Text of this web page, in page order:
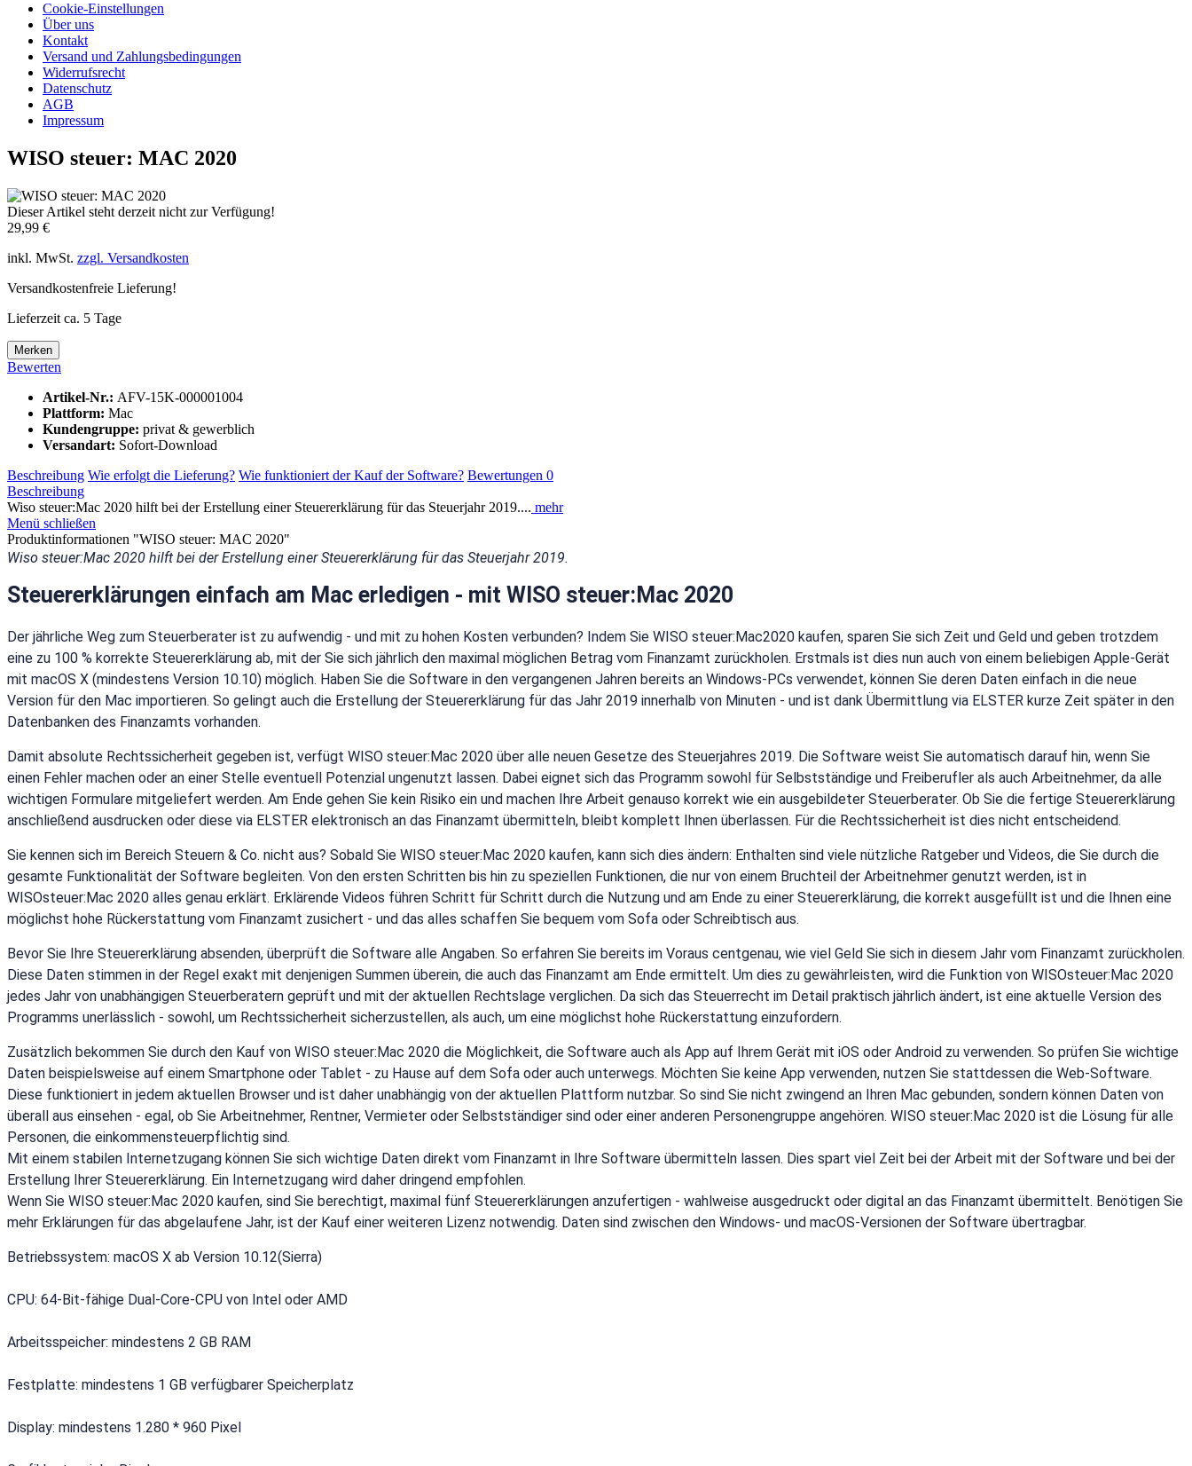
Cookie-Einstellungen
Über uns
Kontakt
Versand und Zahlungsbedingungen
Widerrufsrecht
Datenschutz
AGB
Impressum
WISO steuer: MAC 2020
Dieser Artikel steht derzeit nicht zur Verfügung!
29,99 €
inkl. MwSt. zzgl. Versandkosten
Versandkostenfreie Lieferung!
Lieferzeit ca. 5 Tage
Merken
Bewerten
Artikel-Nr.: AFV-15K-000001004
Plattform: Mac
Kundengruppe: privat & gewerblich
Versandart: Sofort-Download
Beschreibung Wie erfolgt die Lieferung? Wie funktioniert der Kauf der Software? Bewertungen 0
Beschreibung
Wiso steuer:Mac 2020 hilft bei der Erstellung einer Steuererklärung für das Steuerjahr 2019.... mehr
Menü schließen
Produktinformationen "WISO steuer: MAC 2020"
Wiso steuer:Mac 2020 hilft bei der Erstellung einer Steuererklärung für das Steuerjahr 2019.
Steuererklärungen einfach am Mac erledigen - mit WISO steuer:Mac 2020
Der jährliche Weg zum Steuerberater ist zu aufwendig - und mit zu hohen Kosten verbunden? Indem Sie WISO steuer:Mac2020 kaufen, sparen Sie sich Zeit und Geld und geben trotzdem
eine zu 100 % korrekte Steuererklärung ab, mit der Sie sich jährlich den maximal möglichen Betrag vom Finanzamt zurückholen. Erstmals ist dies nun auch von einem beliebigen Apple-Gerät
mit macOS X (mindestens Version 10.10) möglich. Haben Sie die Software in den vergangenen Jahren bereits an Windows-PCs verwendet, können Sie deren Daten einfach in die neue
Version für den Mac importieren. So gelingt auch die Erstellung der Steuererklärung für das Jahr 2019 innerhalb von Minuten - und ist dank Übermittlung via ELSTER kurze Zeit später in den
Datenbanken des Finanzamts vorhanden.
Damit absolute Rechtssicherheit gegeben ist, verfügt WISO steuer:Mac 2020 über alle neuen Gesetze des Steuerjahres 2019. Die Software weist Sie automatisch darauf hin, wenn Sie
einen Fehler machen oder an einer Stelle eventuell Potenzial ungenutzt lassen. Dabei eignet sich das Programm sowohl für Selbstständige und Freiberufler als auch Arbeitnehmer, da alle
wichtigen Formulare mitgeliefert werden. Am Ende gehen Sie kein Risiko ein und machen Ihre Arbeit genauso korrekt wie ein ausgebildeter Steuerberater. Ob Sie die fertige Steuererklärung
anschließend ausdrucken oder diese via ELSTER elektronisch an das Finanzamt übermitteln, bleibt komplett Ihnen überlassen. Für die Rechtssicherheit ist dies nicht entscheidend.
Sie kennen sich im Bereich Steuern & Co. nicht aus? Sobald Sie WISO steuer:Mac 2020 kaufen, kann sich dies ändern: Enthalten sind viele nützliche Ratgeber und Videos, die Sie durch die
gesamte Funktionalität der Software begleiten. Von den ersten Schritten bis hin zu speziellen Funktionen, die nur von einem Bruchteil der Arbeitnehmer genutzt werden, ist in
WISOsteuer:Mac 2020 alles genau erklärt. Erklärende Videos führen Schritt für Schritt durch die Nutzung und am Ende zu einer Steuererklärung, die korrekt ausgefüllt ist und die Ihnen eine
möglichst hohe Rückerstattung vom Finanzamt zusichert - und das alles schaffen Sie bequem vom Sofa oder Schreibtisch aus.
Bevor Sie Ihre Steuererklärung absenden, überprüft die Software alle Angaben. So erfahren Sie bereits im Voraus centgenau, wie viel Geld Sie sich in diesem Jahr vom Finanzamt zurückholen.
Diese Daten stimmen in der Regel exakt mit denjenigen Summen überein, die auch das Finanzamt am Ende ermittelt. Um dies zu gewährleisten, wird die Funktion von WISOsteuer:Mac 2020
jedes Jahr von unabhängigen Steuerberatern geprüft und mit der aktuellen Rechtslage verglichen. Da sich das Steuerrecht im Detail praktisch jährlich ändert, ist eine aktuelle Version des
Programms unerlässlich - sowohl, um Rechtssicherheit sicherzustellen, als auch, um eine möglichst hohe Rückerstattung einzufordern.
Zusätzlich bekommen Sie durch den Kauf von WISO steuer:Mac 2020 die Möglichkeit, die Software auch als App auf Ihrem Gerät mit iOS oder Android zu verwenden. So prüfen Sie wichtige
Daten beispielsweise auf einem Smartphone oder Tablet - zu Hause auf dem Sofa oder auch unterwegs. Möchten Sie keine App verwenden, nutzen Sie stattdessen die Web-Software.
Diese funktioniert in jedem aktuellen Browser und ist daher unabhängig von der aktuellen Plattform nutzbar. So sind Sie nicht zwingend an Ihren Mac gebunden, sondern können Daten von
überall aus einsehen - egal, ob Sie Arbeitnehmer, Rentner, Vermieter oder Selbstständiger sind oder einer anderen Personengruppe angehören. WISO steuer:Mac 2020 ist die Lösung für alle
Personen, die einkommensteuerpflichtig sind.
Mit einem stabilen Internetzugang können Sie sich wichtige Daten direkt vom Finanzamt in Ihre Software übermitteln lassen. Dies spart viel Zeit bei der Arbeit mit der Software und bei der
Erstellung Ihrer Steuererklärung. Ein Internetzugang wird daher dringend empfohlen.
Wenn Sie WISO steuer:Mac 2020 kaufen, sind Sie berechtigt, maximal fünf Steuererklärungen anzufertigen - wahlweise ausgedruckt oder digital an das Finanzamt übermittelt. Benötigen Sie
mehr Erklärungen für das abgelaufene Jahr, ist der Kauf einer weiteren Lizenz notwendig. Daten sind zwischen den Windows- und macOS-Versionen der Software übertragbar.
Betriebssystem: macOS X ab Version 10.12(Sierra)
CPU: 64-Bit-fähige Dual-Core-CPU von Intel oder AMD
Arbeitsspeicher: mindestens 2 GB RAM
Festplatte: mindestens 1 GB verfügbarer Speicherplatz
Display: mindestens 1.280 * 960 Pixel